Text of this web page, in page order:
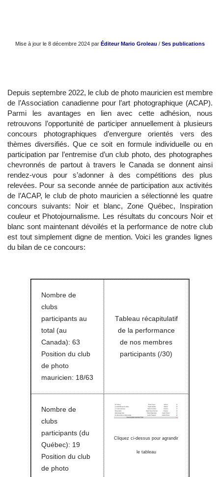
Mise à jour le 8 décembre 2024 par Éditeur Mario Groleau / Ses publications
Depuis septembre 2022, le club de photo mauricien est membre
de l’Association canadienne pour l’art photographique (ACAP).
Parmi les avantages en lien avec cette adhésion, nous
retrouvons l’opportunité de participer annuellement à plusieurs
concours photographiques d’envergure orientés vers des
thèmes diversifiés. Que ce soit en formule individuelle ou en
participation par l’entremise d’un club photo, des photographes
chevronnés de partout à travers le Canada se donnent ainsi
rendez-vous pour s’adonner à des compétitions des plus
relevées. Pour sa seconde année de participation aux activités
de l’ACAP, le club de photo mauricien a sélectionné les quatre
concours suivants: Noir et blanc, Zone Québec, Inspiration
couleur et Photojournalisme. Les résultats du concours Noir et
blanc sont maintenant dévoilés et la performance de notre club
est tout simplement digne de mention. Voici les grandes lignes
du bilan de ce concours:
Nombre de
clubs
participants au
total (au
Canada): 63
Position du club
de photo
mauricien: 18/63
Tableau récapitulatif
de la performance
de nos membres
participants (/30)
Nombre de
clubs
participants (du
Québec): 19
Position du club
de photo
Cliquez ci-dessus pour agrandir
le tableau